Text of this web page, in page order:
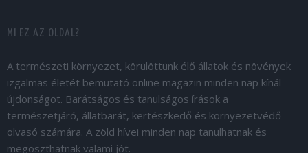
MI EZ AZ OLDAL?
A természeti környezet, körülöttünk élő állatok és növények
izgalmas életét bemutató online magazin minden nap kínál
újdonságot. Barátságos és tanulságos írások a
természetjáró, állatbarát, kertészkedő és környezetvédő
olvasó számára. A zöld hívei minden nap tanulhatnak és
megoszthatnak valami jót.